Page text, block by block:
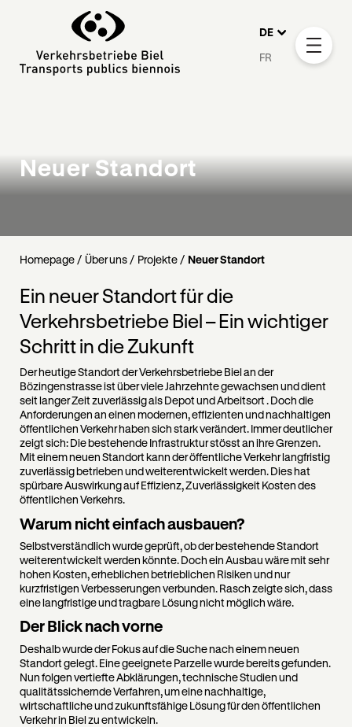
DE
FR
Neuer Standort
Homepage Über uns Projekte Neuer Standort
Ein neuer Standort für die
Verkehrsbetriebe Biel – Ein wichtiger
Schritt in die Zukunft
Der heutige Standort der Verkehrsbetriebe Biel an der
Bözingenstrasse ist über viele Jahrzehnte gewachsen und dient
seit langer Zeit zuverlässig als Depot und Arbeitsort . Doch die
Anforderungen an einen modernen, effizienten und nachhaltigen
öffentlichen Verkehr haben sich stark verändert. Immer deutlicher
zeigt sich: Die bestehende Infrastruktur stösst an ihre Grenzen.
Mit einem neuen Standort kann der öffentliche Verkehr langfristig
zuverlässig betrieben und weiterentwickelt werden. Dies hat
spürbare Auswirkung auf Effizienz, Zuverlässigkeit Kosten des
öffentlichen Verkehrs.
Warum nicht einfach ausbauen?
Selbstverständlich wurde geprüft, ob der bestehende Standort
weiterentwickelt werden könnte. Doch ein Ausbau wäre mit sehr
hohen Kosten, erheblichen betrieblichen Risiken und nur
kurzfristigen Verbesserungen verbunden. Rasch zeigte sich, dass
eine langfristige und tragbare Lösung nicht möglich wäre.
Der Blick nach vorne
Deshalb wurde der Fokus auf die Suche nach einem neuen
Standort gelegt. Eine geeignete Parzelle wurde bereits gefunden.
Nun folgen vertiefte Abklärungen, technische Studien und
qualitätssichernde Verfahren, um eine nachhaltige,
wirtschaftliche und zukunftsfähige Lösung für den öffentlichen
Verkehr in Biel zu entwickeln.